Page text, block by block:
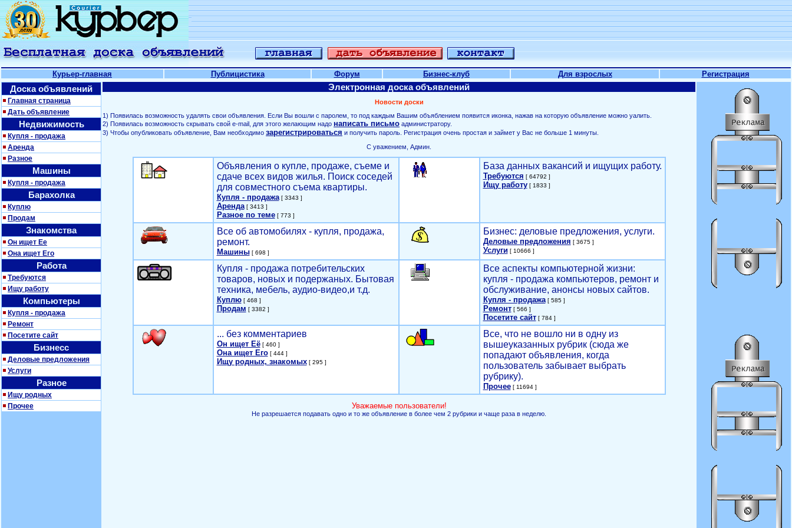
Курьер-главная Публицистика Форум Бизнес-клуб Для взрослых Регистрация
Доска объявлений
Главная страница
Дать объявление
Недвижимость
Купля - продажа
Аренда
Разное
Машины
Купля - продажа
Барахолка
Куплю
Продам
Знакомства
Он ищет Ее
Она ищет Его
Работа
Требуются
Ищу работу
Компьютеры
Купля - продажа
Ремонт
Посетите сайт
Бизнесс
Деловые предложения
Услуги
Разное
Ищу родных
Прочее
Электронная доска объявлений
Новости доски
1) Появилась возможность удалять свои объявления. Если Вы вошли с паролем, то под каждым Вашим объяблением появится иконка, нажав на которую объявление можно уалить.
2) Появилась возможность скрывать свой е-mail, для этого желающим надо написать письмо администратору.
3) Чтобы опубликовать объявление, Вам необходимо зарегистрироваться и получить пароль. Регистрация очень простая и займет у Вас не больше 1 минуты.
С уважением, Админ.
Объявления о купле, продаже, съеме и
сдаче всех видов жилья. Поиск соседей
для совместного съема квартиры.
Купля - продажа[ 3343 ]
Аренда[ 3413 ]
Разное по теме[ 773 ]
База данных вакансий и ищущих работу.
Требуются [ 64792 ]
Ищу работу[ 1833 ]
Все об автомобилях - купля, продажа,
ремонт.
Машины[ 698 ]
Бизнес: деловые предложения, услуги.
Деловые предложения [ 3675 ]
Услуги[ 10666 ]
Купля - продажа потребительских
товаров, новых и подержаных. Бытовая
техника, мебель, аудио-видео,и т.д.
Куплю[ 468 ]
Продам [ 3382 ]
Все аспекты компьютерной жизни:
купля - продажа компьютеров, ремонт и
обслуживание, анонсы новых сайтов.
Купля - продажа[ 585 ]
Ремонт[ 566 ]
Посетите сайт[ 784 ]
... без комментариев
Он ищет Её[ 460 ]
Она ищет Его[ 444 ]
Ищу родных, знакомых[ 295 ]
Все, что не вошло ни в одну из
вышеуказанных рубрик (сюда же
попадают объявления, когда
пользователь забывает выбрать
рубрику).
Прочее[ 11694 ]
Уважаемые пользователи!
Не разрешается подавать одно и то же объявление в более чем 2 рубрики и чаще раза в неделю.